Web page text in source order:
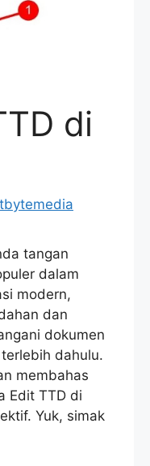
di
tangan
dalam
modern,
dan
dokumen
dahulu.
membahas
Edit TTD di
Yuk, simak